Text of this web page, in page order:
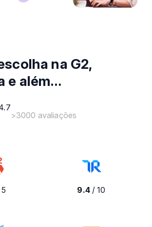
na G2,
e além…
>3000 avaliações
9.4/ 10